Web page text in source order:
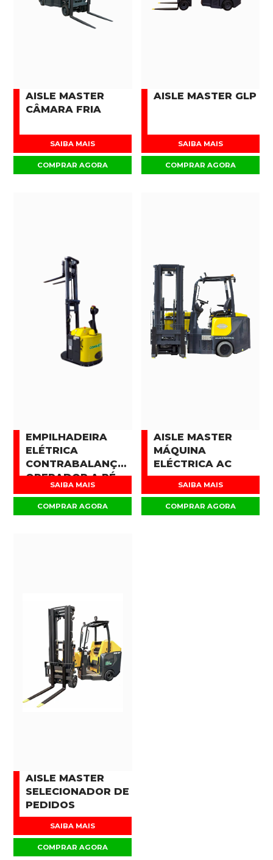
AISLE MASTER
CÂMARA FRIA
SAIBA MAIS
COMPRAR AGORA
AISLE MASTER GLP
SAIBA MAIS
COMPRAR AGORA
EMPILHADEIRA
ELÉTRICA
CONTRABALANÇADA
OPERADOR A PÉ
SAIBA MAIS
COMPRAR AGORA
AISLE MASTER
MÁQUINA
ELÉCTRICA AC
SAIBA MAIS
COMPRAR AGORA
AISLE MASTER
SELECIONADOR DE
PEDIDOS
SAIBA MAIS
COMPRAR AGORA